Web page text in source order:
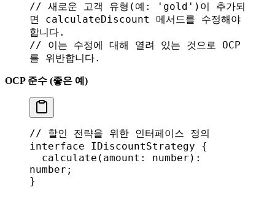
// 새로운 고객 유형(예: 'gold')이 추가되
면 calculateDiscount 메서드를 수정해야
합니다.
// 이는 수정에 대해 열려 있는 것으로 OCP
를 위반합니다.
OCP 준수 (좋은 예)
// 할인 전략을 위한 인터페이스 정의
interface IDiscountStrategy {
  calculate
( amount : number
number ;
}